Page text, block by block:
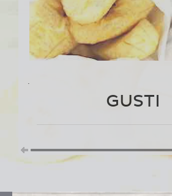
.
GUSTI
PLATANO CROCCANTE &
platano, panna fresca, salsa al